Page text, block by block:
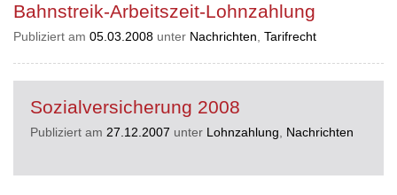
Bahnstreik-Arbeitszeit-Lohnzahlung
Publiziert am 05.03.2008 unter Nachrichten, Tarifrecht
Sozialversicherung 2008
Publiziert am27.12.2007 unter Lohnzahlung, Nachrichten